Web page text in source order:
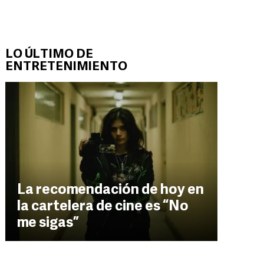
LO ÚLTIMO DE
ENTRETENIMIENTO
La recomendación de hoy en
la cartelera de cine es “No
me sigas”